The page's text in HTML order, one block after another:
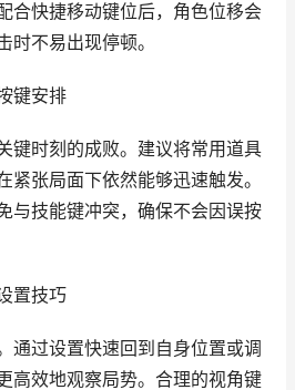
合快捷移动键位后，角色位移会
时不易出现停顿。
键安排
键时刻的成败。建议将常用道具
紧张局面下依然能够迅速触发。
与技能键冲突，确保不会因误按
置技巧
通过设置快速回到自身位置或调
高效地观察局势。合理的视角键